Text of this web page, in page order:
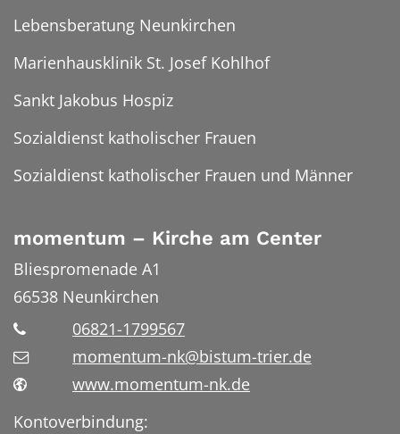
Lebensberatung Neunkirchen
Marienhausklinik St. Josef Kohlhof
Sankt Jakobus Hospiz
Sozialdienst katholischer Frauen
Sozialdienst katholischer Frauen und Männer
momentum – Kirche am Center
Bliespromenade A1
66538 Neunkirchen
06821-1799567
momentum-nk@bistum-trier.de
www.momentum-nk.de
Kontoverbindung: